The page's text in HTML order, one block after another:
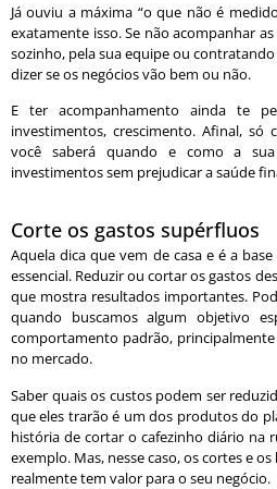
Já ouviu a máxima “o que não é
exatamente isso. Se não acompanhar
sozinho, pela sua equipe ou
dizer se os negócios vão bem ou não.
E ter acompanhamento ainda te
investimentos, crescimento. Afinal, só
você saberá quando e como a
investimentos sem prejudicar a saúde
Corte os gastos supérfluos
Aquela dica que vem de casa e é a
essencial. Reduzir ou cortar os gastos
que mostra resultados importantes.
quando buscamos algum objetivo
comportamento padrão,
no mercado.
Saber quais os custos podem ser
que eles trarão é um dos produtos do
história de cortar o cafezinho diário na
exemplo. Mas, nesse caso, os cortes e
realmente tem valor para o seu negócio.